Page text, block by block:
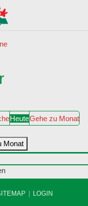
HeuteGehe zu Monat
Monat
LOGIN